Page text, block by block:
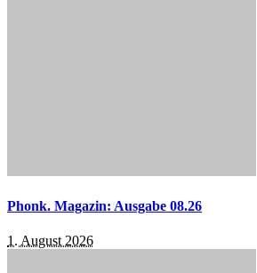
Phonk. Magazin: Ausgabe 08.26
1. August 2026